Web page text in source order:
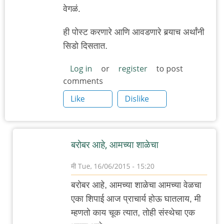
वेगळं.
ही पोस्ट करणारे आणि आवडणारे बर्‍याच अर्थांनी
सिडो दिसतात.
Log in or register
to post
comments
Like
Dislike
बरोबर आहे, आमच्या शाळेचा
मी Tue, 16/06/2015 - 15:20
In
reply
to
वासना,
बरोबर आहे, आमच्या शाळेचा आमच्या वेळचा
एका शिपाई आज प्राचार्य होऊ घातलाय, मी
म्हणतो काय चूक त्यात, तोही संस्थेचा एक